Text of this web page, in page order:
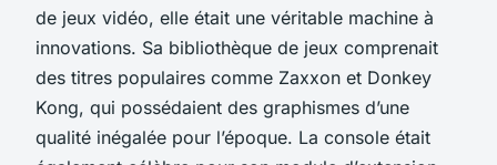
de jeux vidéo, elle était une véritable machine à
innovations. Sa bibliothèque de jeux comprenait
des titres populaires comme Zaxxon et Donkey
Kong, qui possédaient des graphismes d’une
qualité inégalée pour l’époque. La console était